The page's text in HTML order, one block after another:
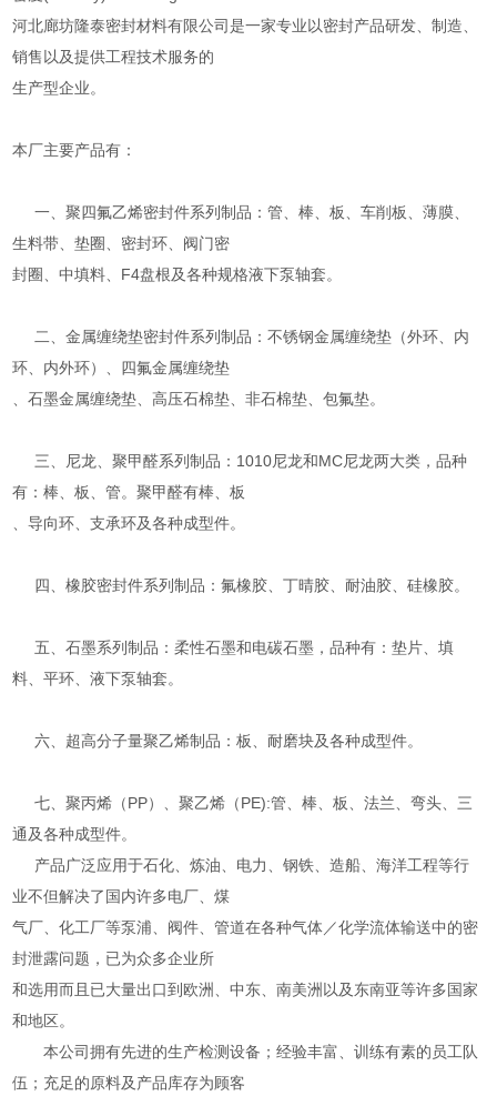
河北廊坊隆泰密封材料有限公司是一家专业以密封产品研发、制造、
销售以及提供工程技术服务的
生产型企业。
本厂主要产品有：
一、聚四氟乙烯密封件系列制品：管、棒、板、车削板、薄膜、
生料带、垫圈、密封环、阀门密
封圈、中填料、F4盘根及各种规格液下泵轴套。
二、金属缠绕垫密封件系列制品：不锈钢金属缠绕垫（外环、内
环、内外环）、四氟金属缠绕垫
、石墨金属缠绕垫、高压石棉垫、非石棉垫、包氟垫。
三、尼龙、聚甲醛系列制品：1010尼龙和MC尼龙两大类，品种
有：棒、板、管。聚甲醛有棒、板
、导向环、支承环及各种成型件。
四、橡胶密封件系列制品：氟橡胶、丁晴胶、耐油胶、硅橡胶。
五、石墨系列制品：柔性石墨和电碳石墨，品种有：垫片、填
料、平环、液下泵轴套。
六、超高分子量聚乙烯制品：板、耐磨块及各种成型件。
七、聚丙烯（PP）、聚乙烯（PE):管、棒、板、法兰、弯头、三
通及各种成型件。
产品广泛应用于石化、炼油、电力、钢铁、造船、海洋工程等行
业不但解决了国内许多电厂、煤
气厂、化工厂等泵浦、阀件、管道在各种气体／化学流体输送中的密
封泄露问题，已为众多企业所
和选用而且已大量出口到欧洲、中东、南美洲以及东南亚等许多国家
和地区。
本公司拥有先进的生产检测设备；经验丰富、训练有素的员工队
伍；充足的原料及产品库存为顾客